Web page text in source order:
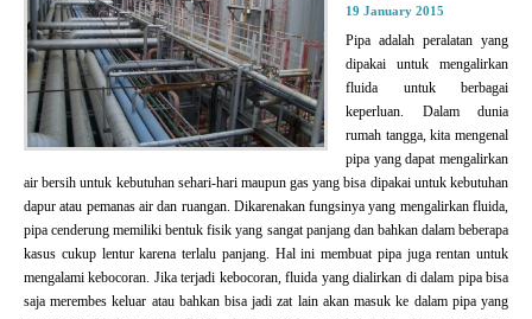
19 January 2015
Pipa adalah peralatan yang
dipakai untuk mengalirkan
fluida untuk berbagai
keperluan. Dalam dunia
rumah tangga, kita mengenal
pipa yang dapat mengalirkan
air bersih untuk kebutuhan sehari-hari maupun gas yang bisa dipakai untuk kebutuhan
dapur atau pemanas air dan ruangan. Dikarenakan fungsinya yang mengalirkan fluida,
pipa cenderung memiliki bentuk fisik yang sangat panjang dan bahkan dalam beberapa
kasus cukup lentur karena terlalu panjang. Hal ini membuat pipa juga rentan untuk
mengalami kebocoran. Jika terjadi kebocoran, fluida yang dialirkan di dalam pipa bisa
saja merembes keluar atau bahkan bisa jadi zat lain akan masuk ke dalam pipa yang